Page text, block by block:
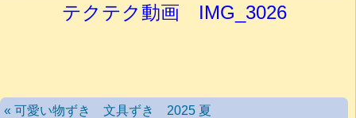
テクテク動画 IMG_3026
« 可愛い物ずき 文具ずき 2025 夏